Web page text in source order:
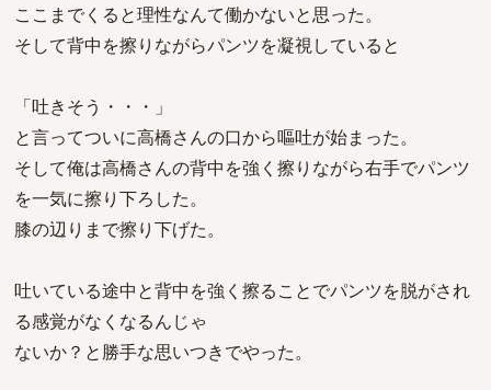
ここまでくると理性なんて働かないと思った。
そして背中を擦りながらパンツを凝視していると
「吐きそう・・・」
と言ってついに高橋さんの口から嘔吐が始まった。
そして俺は高橋さんの背中を強く擦りながら右手でパンツ
を一気に擦り下ろした。
膝の辺りまで擦り下げた。
吐いている途中と背中を強く擦ることでパンツを脱がされ
る感覚がなくなるんじゃ
ないか？と勝手な思いつきでやった。